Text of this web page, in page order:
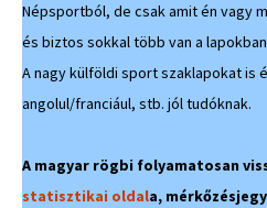
Népsportból, de csak amit én vagy
és biztos sokkal több van a
A nagy külföldi sport szaklapokat is
angolul/franciául, stb. jól tudóknak.
A magyar rögbi folyamatosan
statisztikai oldala,